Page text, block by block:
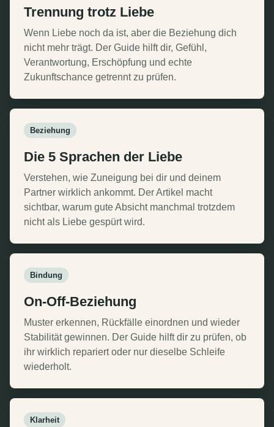
Trennung trotz Liebe
Wenn Liebe noch da ist, aber die Beziehung dich
nicht mehr trägt. Der Guide hilft dir, Gefühl,
Verantwortung, Erschöpfung und echte
Zukunftschance getrennt zu prüfen.
Beziehung
Die 5 Sprachen der Liebe
Verstehen, wie Zuneigung bei dir und deinem
Partner wirklich ankommt. Der Artikel macht
sichtbar, warum gute Absicht manchmal trotzdem
nicht als Liebe gespürt wird.
Bindung
On-Off-Beziehung
Muster erkennen, Rückfälle einordnen und wieder
Stabilität gewinnen. Der Guide hilft dir zu prüfen, ob
ihr wirklich repariert oder nur dieselbe Schleife
wiederholt.
Klarheit